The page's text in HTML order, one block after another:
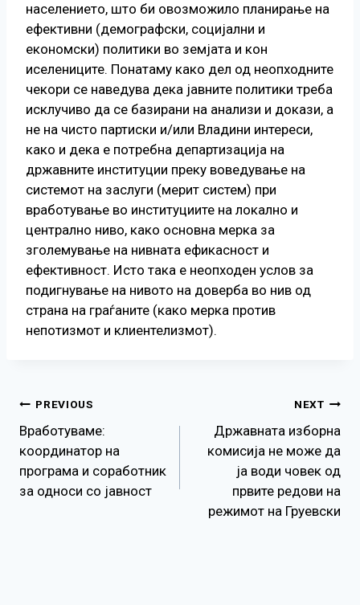
населението, што би овозможило планирање на
ефективни (демографски, социјални и
економски) политики во земјата и кон
иселениците. Понатаму како дел од неопходните
чекори се наведува дека јавните политики треба
исклучиво да се базирани на анализи и докази, а
не на чисто партиски и/или Владини интереси,
како и дека е потребна департизација на
државните институции преку воведување на
системот на заслуги (мерит систем) при
вработување во институциите на локално и
централно ниво, како основна мерка за
зголемување на нивната ефикасност и
ефективност. Исто така е неопходен услов за
подигнување на нивото на доверба во нив од
страна на граѓаните (како мерка против
непотизмот и клиентелизмот).
Навигација
на
напис
PREVIOUS
Вработуваме:
координатор на
програма и соработник
за односи со јавност
NEXT
Државната изборна
комисија не може да
ја води човек од
првите редови на
режимот на Груевски